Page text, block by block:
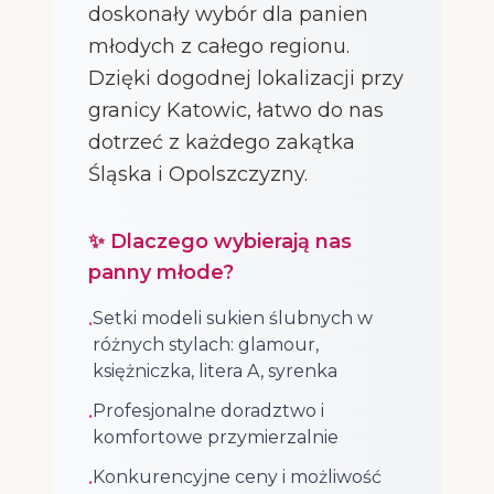
doskonały wybór dla panien
młodych z całego regionu.
Dzięki dogodnej lokalizacji przy
granicy Katowic, łatwo do nas
dotrzeć z każdego zakątka
Śląska i Opolszczyzny.
✨ Dlaczego wybierają nas
panny młode?
•Setki modeli sukien ślubnych w
różnych stylach: glamour,
księżniczka, litera A, syrenka
•Profesjonalne doradztwo i
komfortowe przymierzalnie
•Konkurencyjne ceny i możliwość